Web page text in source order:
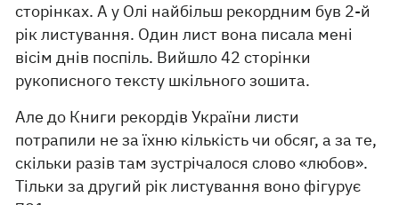
сторінках. А у Олі найбільш рекордним був 2-й
рік листування. Один лист вона писала мені
вісім днів поспіль. Вийшло 42 сторінки
рукописного тексту шкільного зошита.
Але до Книги рекордів України листи
потрапили не за їхню кількість чи обсяг, а за те,
скільки разів там зустрічалося слово «любов».
Тільки за другий рік листування воно фігурує